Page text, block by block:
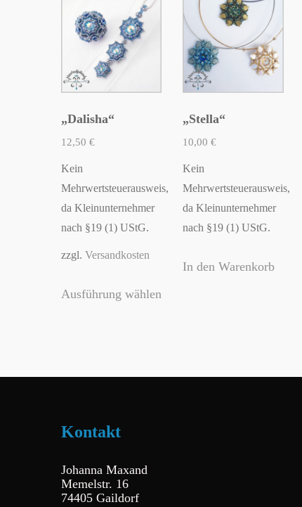
„Dalisha“
12,50 €
Kein
Mehrwertsteuerausweis,
da Kleinunternehmer
nach §19 (1) UStG.
zzgl. Versandkosten
Ausführung wählen
Produkt
„Stella“
10,00€
Kein
Mehrwertsteuerausweis,
da Kleinunternehmer
nach §19 (1) UStG.
In den Warenkorb
Kontakt
Johanna Maxand
Memelstr. 16
74405 Gaildorf